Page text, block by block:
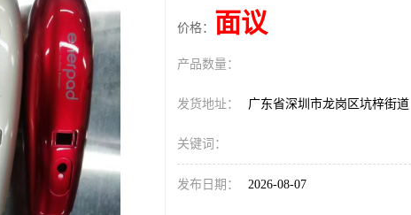
价格： 面议
产品数量：
发货地址： 广东省深圳市龙岗区坑梓街道
关键词：
发布日期： 2026-08-07